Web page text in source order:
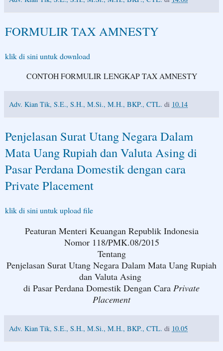
FORMULIR TAX AMNESTY
klik di sini untuk download
CONTOH FORMULIR LENGKAP TAX AMNESTY
Adv. Kian Tik, S.E., S.H., M.Si., M.H., BKP., CTL. di 10.14
Penjelasan Surat Utang Negara Dalam
Mata Uang Rupiah dan Valuta Asing di
Pasar Perdana Domestik dengan cara
Private Placement
klik di sini untuk upload file
Peaturan Menteri Keuangan Republik Indonesia
Nomor 118/PMK.08/2015
Tentang
Penjelasan Surat Utang Negara Dalam Mata Uang Rupiah
dan Valuta Asing
di Pasar Perdana Domestik Dengan Cara Private
Placement
Adv. Kian Tik, S.E., S.H., M.Si., M.H., BKP., CTL. di 10.05